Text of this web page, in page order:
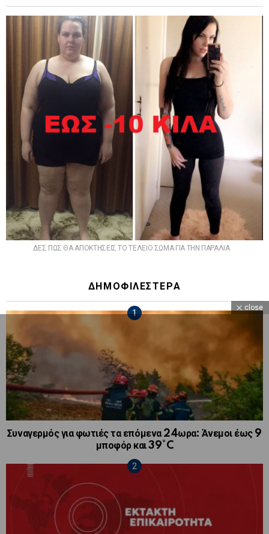
ΔΕΣ ΠΩΣ ΘΑ ΑΠΟΚΤΗΣΕΙΣ ΤΟ ΤΕΛΕΙΟ ΣΩΜΑ ΓΙΑ ΤΗΝ ΠΑΡΑΛΙΑ
ΔΗΜΟΦΙΛΕΣΤΕΡΑ
Συναγερμός για φωτιές τα επόμενα 24ωρα: Άνεμοι έως 9
μποφόρ και 39°C
close